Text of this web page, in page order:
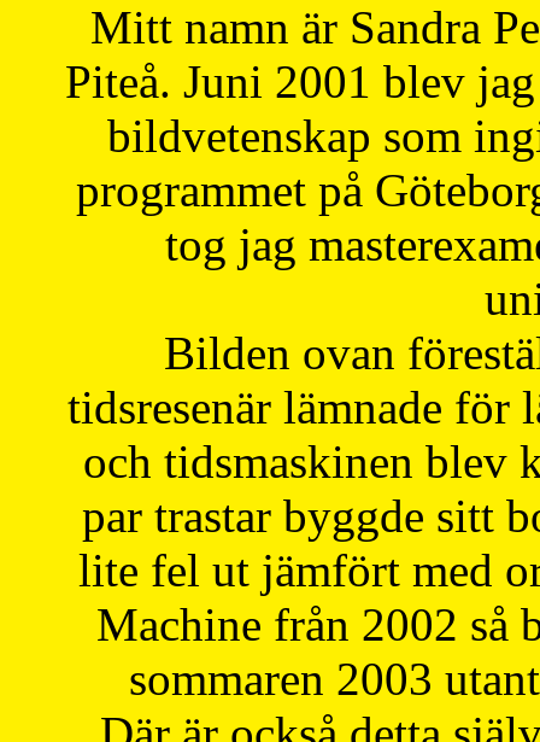
Mitt namn är Sandra
Piteå. Juni 2001 blev
bildvetenskap som
programmet på
tog jag
Bilden ovan
tidsresenär lämnade för
och tidsmaskinen blev
par trastar byggde sitt
lite fel ut jämfört med
Machine från 2002 så
sommaren 2003